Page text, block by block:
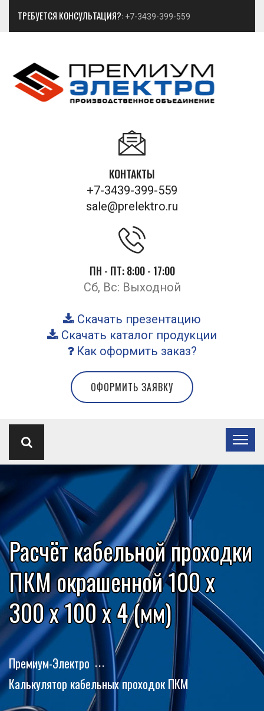
ТРЕБУЕТСЯ КОНСУЛЬТАЦИЯ?: +7-3439-399-559
КОНТАКТЫ
+7-3439-399-559
sale@prelektro.ru
ПН - ПТ: 8:00 - 17:00
Сб, Вс: Выходной
Скачать презентацию
Скачать каталог продукции
Как оформить заказ?
ОФОРМИТЬ ЗАЯВКУ
Расчёт кабельной проходки
ПКМ окрашенной 100 x
300 x 100 x 4 (мм)
Премиум-Электро
Калькулятор кабельных проходок ПКМ